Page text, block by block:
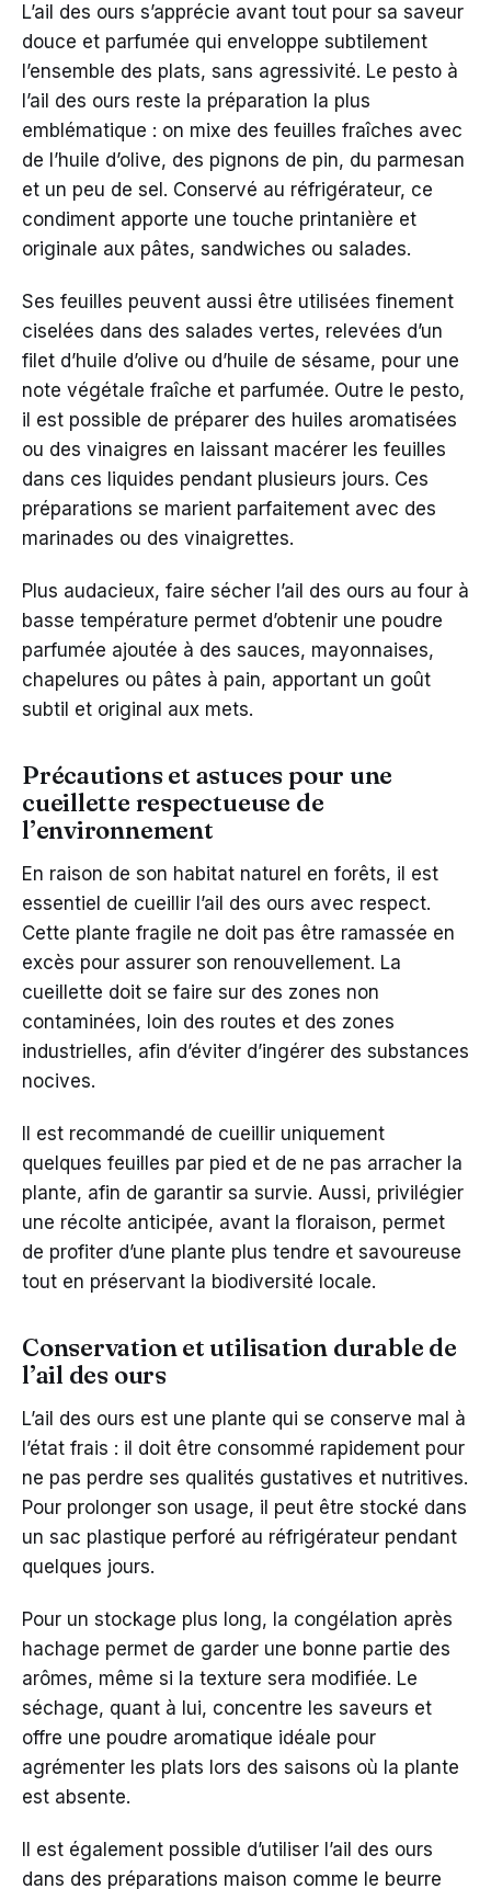
L’ail des ours s’apprécie avant tout pour sa saveur
douce et parfumée qui enveloppe subtilement
l’ensemble des plats, sans agressivité. Le pesto à
l’ail des ours reste la préparation la plus
emblématique : on mixe des feuilles fraîches avec
de l’huile d’olive, des pignons de pin, du parmesan
et un peu de sel. Conservé au réfrigérateur, ce
condiment apporte une touche printanière et
originale aux pâtes, sandwiches ou salades.
Ses feuilles peuvent aussi être utilisées finement
ciselées dans des salades vertes, relevées d’un
filet d’huile d’olive ou d’huile de sésame, pour une
note végétale fraîche et parfumée. Outre le pesto,
il est possible de préparer des huiles aromatisées
ou des vinaigres en laissant macérer les feuilles
dans ces liquides pendant plusieurs jours. Ces
préparations se marient parfaitement avec des
marinades ou des vinaigrettes.
Plus audacieux, faire sécher l’ail des ours au four à
basse température permet d’obtenir une poudre
parfumée ajoutée à des sauces, mayonnaises,
chapelures ou pâtes à pain, apportant un goût
subtil et original aux mets.
Précautions et astuces pour une
cueillette respectueuse de
l’environnement
En raison de son habitat naturel en forêts, il est
essentiel de cueillir l’ail des ours avec respect.
Cette plante fragile ne doit pas être ramassée en
excès pour assurer son renouvellement. La
cueillette doit se faire sur des zones non
contaminées, loin des routes et des zones
industrielles, afin d’éviter d’ingérer des substances
nocives.
Il est recommandé de cueillir uniquement
quelques feuilles par pied et de ne pas arracher la
plante, afin de garantir sa survie. Aussi, privilégier
une récolte anticipée, avant la floraison, permet
de profiter d’une plante plus tendre et savoureuse
tout en préservant la biodiversité locale.
Conservation et utilisation durable de
l’ail des ours
L’ail des ours est une plante qui se conserve mal à
l’état frais : il doit être consommé rapidement pour
ne pas perdre ses qualités gustatives et nutritives.
Pour prolonger son usage, il peut être stocké dans
un sac plastique perforé au réfrigérateur pendant
quelques jours.
Pour un stockage plus long, la congélation après
hachage permet de garder une bonne partie des
arômes, même si la texture sera modifiée. Le
séchage, quant à lui, concentre les saveurs et
offre une poudre aromatique idéale pour
agrémenter les plats lors des saisons où la plante
est absente.
Il est également possible d’utiliser l’ail des ours
dans des préparations maison comme le beurre